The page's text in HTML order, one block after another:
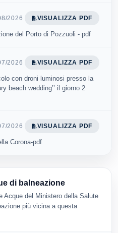
2026 VISUALIZZA PDF
del Porto di Pozzuoli - pdf
2026 VISUALIZZA PDF
con droni luminosi presso la
beach wedding’’ il giorno 2
2026 VISUALIZZA PDF
Corona-pdf
di balneazione
Acque del Ministero della Salute
più vicina a questa